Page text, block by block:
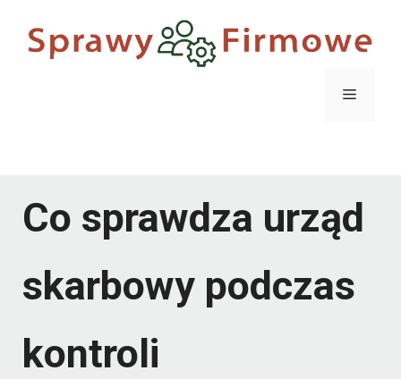
Menu
Co sprawdza urząd
skarbowy podczas
kontroli